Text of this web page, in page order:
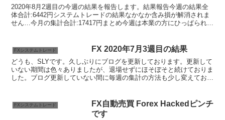
2020年8月2週目の今週の結果を報告します。結果報告今週の結果全
体合計:6442円システムトレードの結果なかなか含み損が解消されま
せん…今月の集計合計:17417円まとめ今週は本業の方にひっぱられて
FXシステムトレード FX 2020年7月3週目の結果
どうも、SLYです。久しぶりにブログを更新しております。更新して
いない期間は色々ありましたが、退場せずにほそぼそと続けておりま
した。ブログ更新していない間に毎週の集計の方法も少し変えており
FXシステムトレード
FX自動売買 Forex Hackedピンチ
です